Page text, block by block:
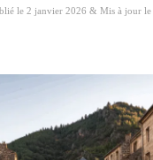
le 2 janvier 2026 & Mis à jour le